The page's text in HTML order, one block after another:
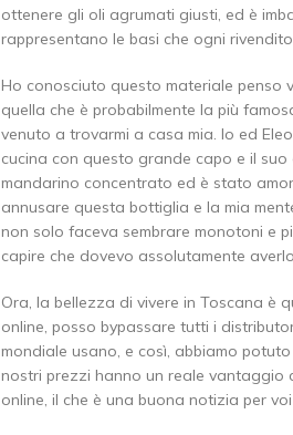
ottenere gli oli agrumati giusti, ed è
rappresentano le basi che ogni
Ho conosciuto questo materiale penso
quella che è probabilmente la più
venuto a trovarmi a casa mia. Io ed
cucina con questo grande capo e il
mandarino concentrato ed è stato
annusare questa bottiglia e la mia
non solo faceva sembrare monotoni e
capire che dovevo assolutamente
Ora, la bellezza di vivere in Toscana è
online, posso bypassare tutti i
mondiale usano, e così, abbiamo
nostri prezzi hanno un reale
online, il che è una buona notizia per